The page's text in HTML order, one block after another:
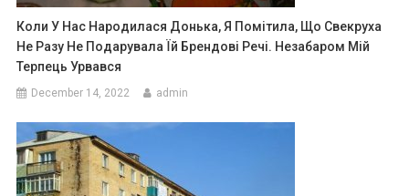
Коли У Нас Народилася Донька, Я Помітила, Що Свекруха
Не Разу Не Подарувала Їй Брендові Речі. Незабаром Мій
Терпець Урвався
December 14, 2022 admin